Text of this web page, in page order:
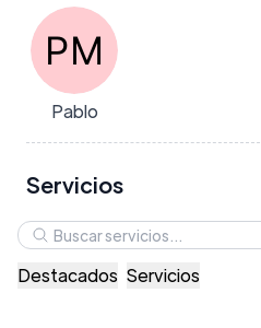
Pablo
Servicios
Destacados Servicios